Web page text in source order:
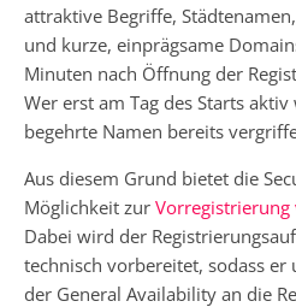
attraktive Begriffe,
und kurze, einprägsame
Minuten nach Öffnung der
Wer erst am Tag des Starts
begehrte Namen bereits
Aus diesem Grund bietet die
Möglichkeit zur
Dabei wird der
technisch vorbereitet, sodass
der General Availability an die